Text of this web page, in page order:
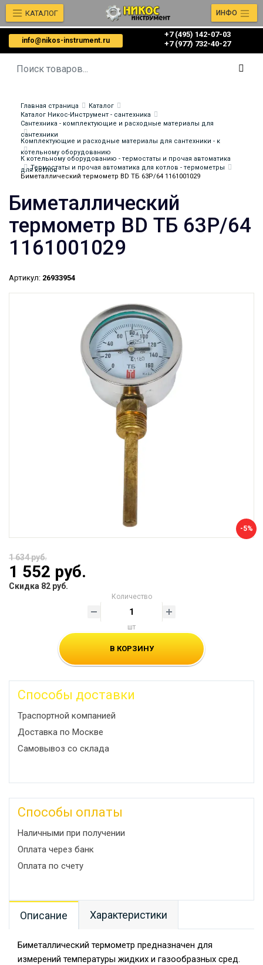
info@nikos-instrument.ru
+7 (495) 142-07-03
‎‎+7 (977) 732-40-27
КАТАЛОГ ИНФО
Главная страница
Каталог
Каталог Никос-Инструмент - сантехника
Сантехника - комплектующие и расходные материалы для
сантехники
Комплектующие и расходные материалы для сантехники - к
котельному оборудованию
К котельному оборудованию - термостаты и прочая автоматика
для котлов
Термостаты и прочая автоматика для котлов - термометры
Биметаллический термометр BD ТБ 63Р/64 1161001029
Биметаллический
термометр BD ТБ 63Р/64
1161001029
Артикул: 26933954
-5%
1 634 руб.
1 552 руб.
Скидка 82 руб.
Количество
шт
В КОРЗИНУ
Способы доставки
Траспортной компанией
Доставка по Москве
Самовывоз со склада
Способы оплаты
Наличными при получении
Оплата через банк
Оплата по счету
Описание Характеристики
Биметаллический термометр предназначен для
измерений температуры жидких и газообразных сред.